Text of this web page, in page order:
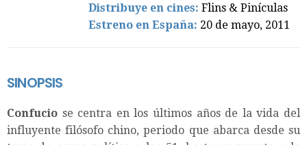
Distribuye en cines: Flins & Pinículas
Estreno en España: 20 de mayo, 2011
SINOPSIS
Confucio se centra en los últimos años de la vida del
influyente filósofo chino, periodo que abarca desde su